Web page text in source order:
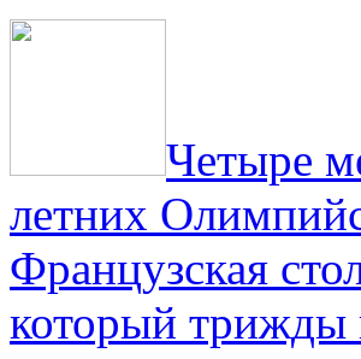
Четыре
летних
Французская
который трижды